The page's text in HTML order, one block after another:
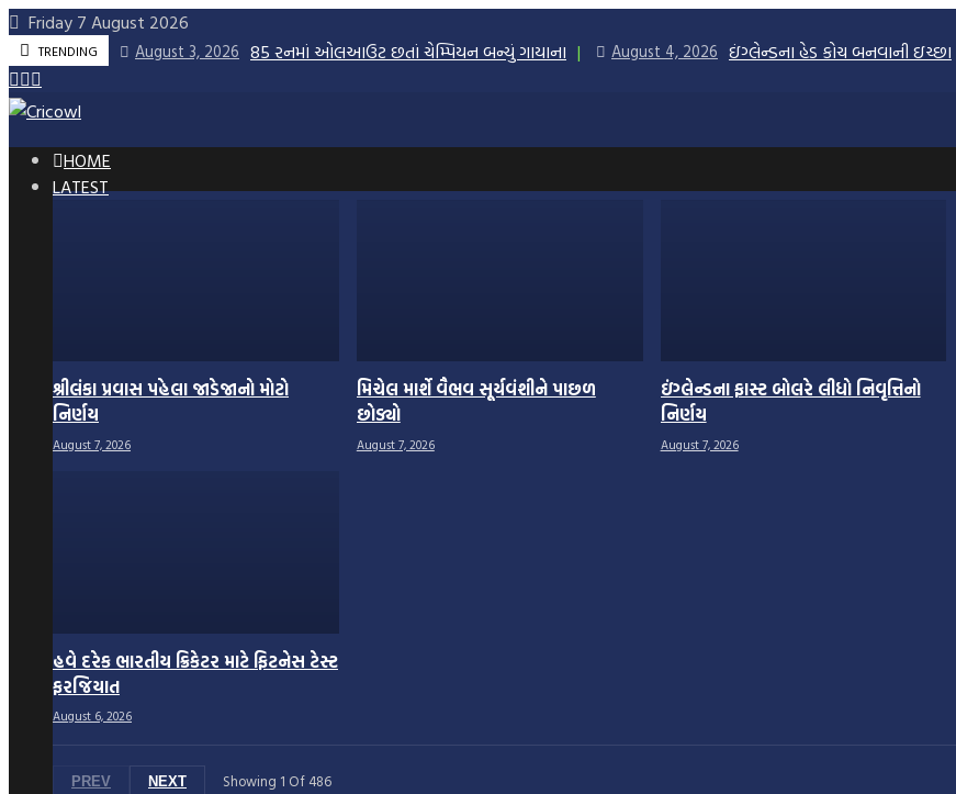
Skip
to
content
Friday 7 August 2026
TRENDING August 3, 2026 85 રનમાં ઓલઆઉટ છતાં ચેમ્પિયન બન્યું ગાયાના August 4, 2026 ઇંગ્લેન્ડના હેડ કોચ બનવાની ઇચ્છા
HOME
LATEST
શ્રીલંકા પ્રવાસ પહેલા જાડેજાનો મોટો
નિર્ણય
August 7, 2026
મિચેલ માર્શે વૈભવ સૂર્યવંશીને પાછળ
છોડ્યો
August 7, 2026
ઇંગ્લેન્ડના ફાસ્ટ બોલરે લીધો નિવૃત્તિનો
નિર્ણય
August 7, 2026
હવે દરેક ભારતીય ક્રિકેટર માટે ફિટનેસ ટેસ્ટ
ફરજિયાત
August 6, 2026
PREV NEXT Showing 1 Of 486